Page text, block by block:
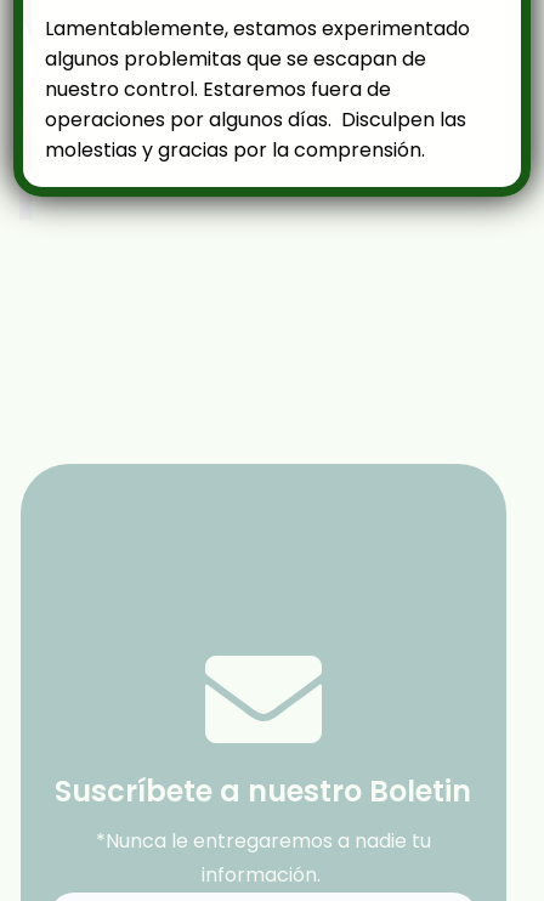
Suscríbete a nuestro Boletin
*Nunca le entregaremos a nadie tu
información.
Lamentablemente, estamos experimentado
algunos problemitas que se escapan de
nuestro control. Estaremos fuera de
operaciones por algunos días. Disculpen las
molestias y gracias por la comprensión.